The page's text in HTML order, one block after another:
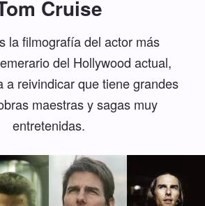
Cruise
la filmografía del actor más
del Hollywood actual,
a reivindicar que tiene grandes
maestras y sagas muy
entretenidas.